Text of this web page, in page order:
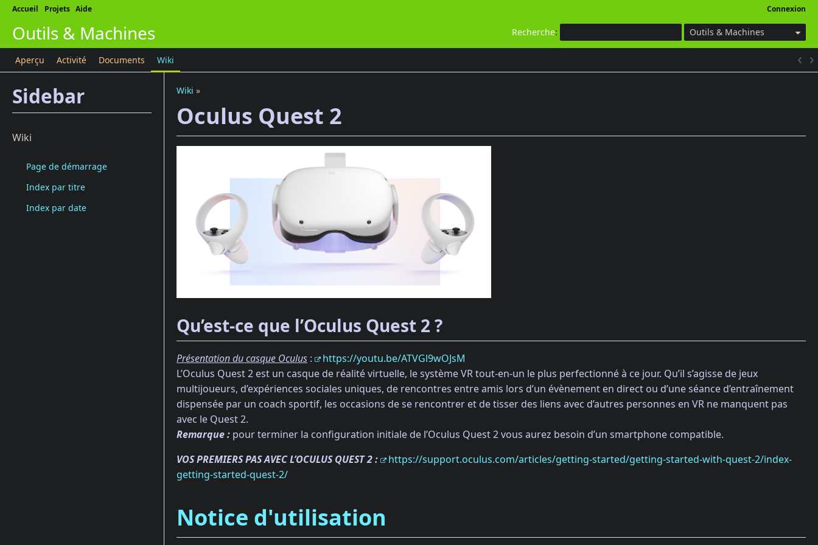
Connexion
Accueil Projets Aide
Recherche: Outils & Machines
Outils & Machines
Aperçu Activité Documents Wiki
Sidebar
Wiki
Page de démarrage
Index par titre
Index par date
Wiki »
Oculus Quest 2
Qu’est-ce que l’Oculus Quest 2 ?
Présentation du casque Oculus :
https://youtu.be/ATVGl9wOJsM
L’Oculus Quest 2 est un casque de réalité virtuelle, le système VR tout-en-un le plus perfectionné à ce jour. Qu’il s’agisse de jeux
multijoueurs, d’expériences sociales uniques, de rencontres entre amis lors d’un évènement en direct ou d’une séance d’entraînement
dispensée par un coach sportif, les occasions de se rencontrer et de tisser des liens avec d’autres personnes en VR ne manquent pas
avec le Quest 2.
Remarque : pour terminer la configuration initiale de l’Oculus Quest 2 vous aurez besoin d’un smartphone compatible.
VOS PREMIERS PAS AVEC L’OCULUS QUEST 2 :
https://support.oculus.com/articles/getting-started/getting-started-with-quest-2/index-
getting-started-quest-2/
Notice d'utilisation